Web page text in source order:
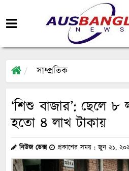
সাম্প্রতিক
‘শিশু বাজার’: ছেলে ৮
হতো ৪ লাখ টাকায়
নিউজ ডেক্স প্রকাশের সময় : জুন ২১,